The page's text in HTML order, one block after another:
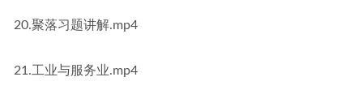
20.聚落习题讲解.mp4
21.工业与服务业.mp4